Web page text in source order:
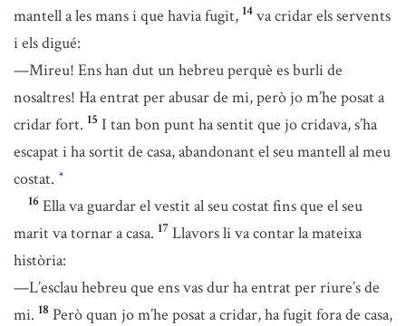
mantell a les mans i que havia fugit, 14 va cridar els servents
i els digué:
—Mireu! Ens han dut un hebreu perquè es burli de
nosaltres! Ha entrat per abusar de mi, però jo m’he posat a
cridar fort. 15 I tan bon punt ha sentit que jo cridava, s’ha
escapat i ha sortit de casa, abandonant el seu mantell al meu
costat. *
16 Ella va guardar el vestit al seu costat fins que el seu
marit va tornar a casa. 17 Llavors li va contar la mateixa
història:
—L’esclau hebreu que ens vas dur ha entrat per riure’s de
mi. 18 Però quan jo m’he posat a cridar, ha fugit fora de casa,